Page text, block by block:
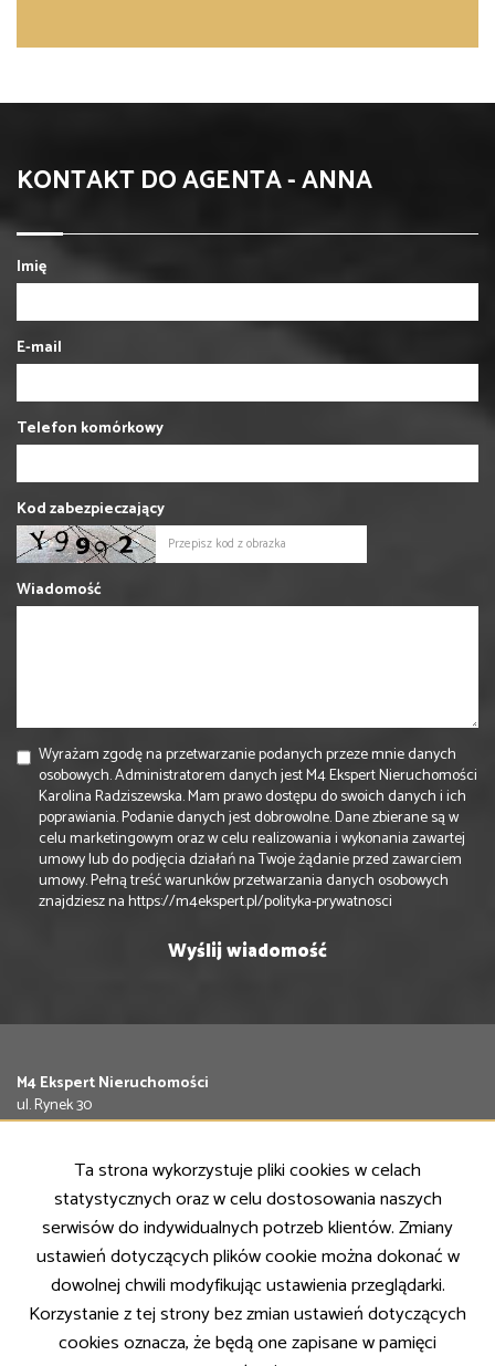
KONTAKT DO AGENTA - ANNA
Imię
E-mail
Telefon komórkowy
Kod zabezpieczający
Wiadomość
Wyrażam zgodę na przetwarzanie podanych przeze mnie danych
osobowych. Administratorem danych jest M4 Ekspert Nieruchomości
Karolina Radziszewska. Mam prawo dostępu do swoich danych i ich
poprawiania. Podanie danych jest dobrowolne. Dane zbierane są w
celu marketingowym oraz w celu realizowania i wykonania zawartej
umowy lub do podjęcia działań na Twoje żądanie przed zawarciem
umowy. Pełną treść warunków przetwarzania danych osobowych
znajdziesz nahttps://m4ekspert.pl/polityka-prywatnosci
M4 Ekspert Nieruchomości
ul. Rynek 30
63-400 Ostrów Wielkopolski
biuro@m4ekspert.pl
NASZE OFERTY
Mieszkania
Domy
Działki
Lokale
Ta strona wykorzystuje pliki cookies w celach
statystycznych oraz w celu dostosowania naszych
serwisów do indywidualnych potrzeb klientów. Zmiany
ustawień dotyczących plików cookie można dokonać w
dowolnej chwili modyfikując ustawienia przeglądarki.
Korzystanie z tej strony bez zmian ustawień dotyczących
cookies oznacza, że będą one zapisane w pamięci